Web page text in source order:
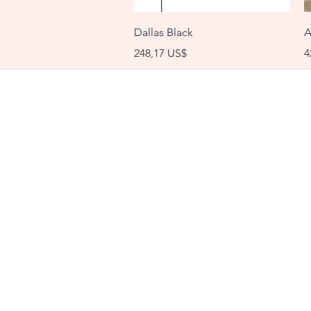
Vista rápida
Dallas Black
Precio
248,17 US$